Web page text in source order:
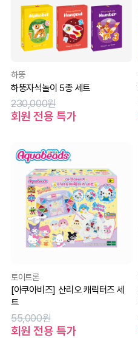
하뚱
하뚱자석놀이 5종 세트
230,000원
회원 전용 특가
토이트론
[아쿠아비즈] 산리오 캐릭터즈 세
트
55,000원
회원 전용 특가